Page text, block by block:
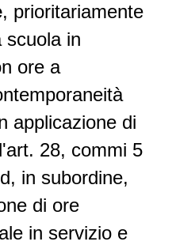
, prioritariamente
scuola in
ore a
applicazione di
28, commi 5
in subordine,
di ore
in servizio e